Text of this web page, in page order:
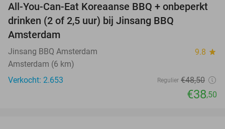
21%
All-You-Can-Eat Koreaanse BBQ + onbeperkt
drinken (2 of 2,5 uur) bij Jinsang BBQ
Amsterdam
Jinsang BBQ Amsterdam 9.8 star
Amsterdam (6 km)
Verkocht: 2.653
Regulier €48,50
€38,50